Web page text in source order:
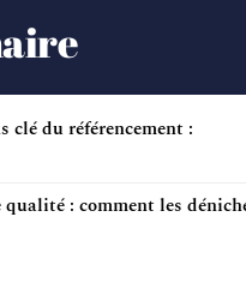
clé du référencement :
: comment les